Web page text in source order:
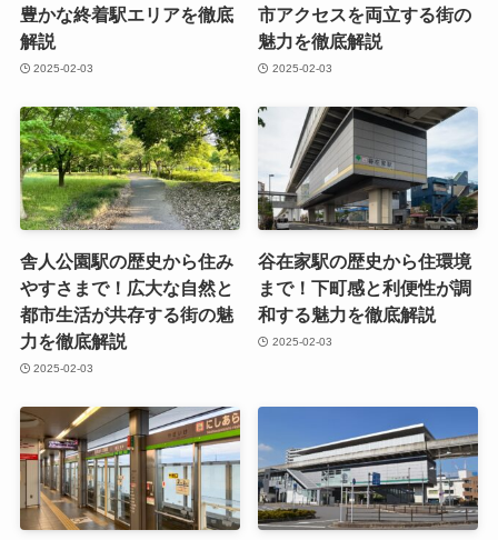
豊かな終着駅エリアを徹底
解説
2025-02-03
市アクセスを両立する街の
魅力を徹底解説
2025-02-03
舎人公園駅の歴史から住み
やすさまで！広大な自然と
都市生活が共存する街の魅
力を徹底解説
2025-02-03
谷在家駅の歴史から住環境
まで！下町感と利便性が調
和する魅力を徹底解説
2025-02-03